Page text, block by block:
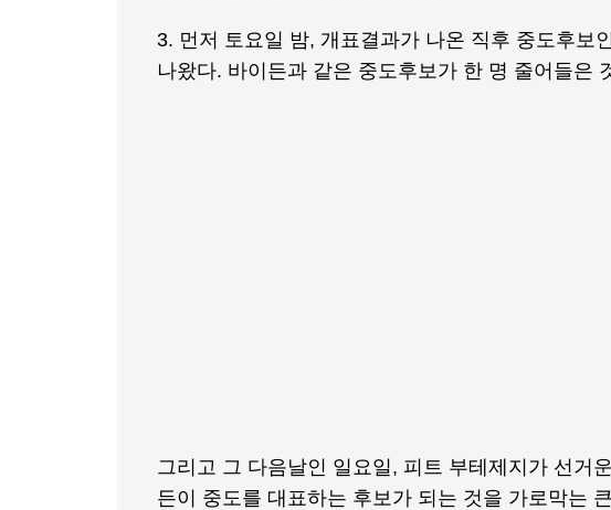
3. 먼저 토요일 밤, 개표결과가 나온 직후 중도후보
나왔다. 바이든과 같은 중도후보가 한 명 줄어들은
그리고 그 다음날인 일요일, 피트 부테제지가 선거
든이 중도를 대표하는 후보가 되는 것을 가로막는